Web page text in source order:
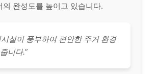
의 완성도를 높이고 있습니다.
설이 풍부하여 편안한 주거 환경
니다.”